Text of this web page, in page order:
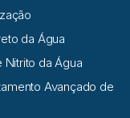
da Água
da Água
Avançado de